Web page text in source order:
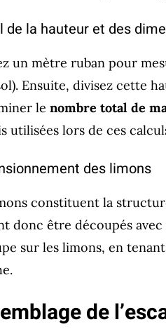
de la hauteur et des
un mètre ruban pour
Ensuite, divisez cette
le nombre total de
utilisées lors de ces
des limons
constituent la
donc être découpés
sur les limons, en
de